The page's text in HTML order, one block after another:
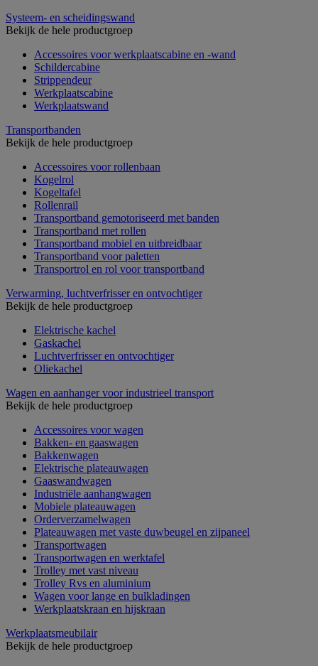
Systeem- en scheidingswand
Bekijk de hele productgroep
Accessoires voor werkplaatscabine en -wand
Schildercabine
Strippendeur
Werkplaatscabine
Werkplaatswand
Transportbanden
Bekijk de hele productgroep
Accessoires voor rollenbaan
Kogelrol
Kogeltafel
Rollenrail
Transportband gemotoriseerd met banden
Transportband met rollen
Transportband mobiel en uitbreidbaar
Transportband voor paletten
Transportrol en rol voor transportband
Verwarming, luchtverfrisser en ontvochtiger
Bekijk de hele productgroep
Elektrische kachel
Gaskachel
Luchtverfrisser en ontvochtiger
Oliekachel
Wagen en aanhanger voor industrieel transport
Bekijk de hele productgroep
Accessoires voor wagen
Bakken- en gaaswagen
Bakkenwagen
Elektrische plateauwagen
Gaaswandwagen
Industriële aanhangwagen
Mobiele plateauwagen
Orderverzamelwagen
Plateauwagen met vaste duwbeugel en zijpaneel
Transportwagen
Transportwagen en werktafel
Trolley met vast niveau
Trolley Rvs en aluminium
Wagen voor lange en bulkladingen
Werkplaatskraan en hijskraan
Werkplaatsmeubilair
Bekijk de hele productgroep